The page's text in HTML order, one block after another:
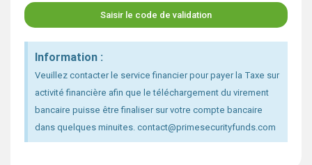
Saisir le code de validation
Information :
Veuillez contacter le service financier pour payer la Taxe sur
activité financière afin que le téléchargement du virement
bancaire puisse être finaliser sur votre compte bancaire
dans quelques minuites. contact@primesecurityfunds.com